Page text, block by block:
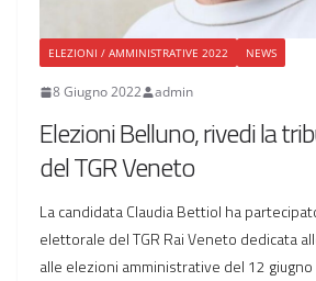
ELEZIONI / AMMINISTRATIVE 2022 NEWS
8 Giugno 2022 admin
Elezioni Belluno, rivedi la
del TGR Veneto
La candidata Claudia Bettiol ha
elettorale del TGR Rai Veneto dedicata
alle elezioni amministrative del 12